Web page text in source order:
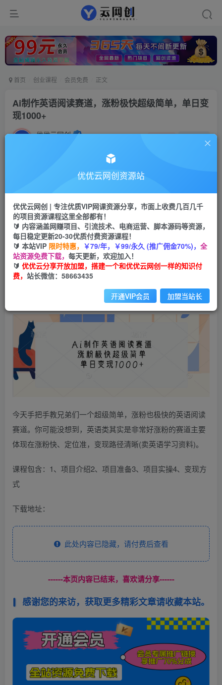
首页 创业课程 会员免费 正文
Ai制作英语阅读赛道，涨粉极快超级简单，单日变
现1000+
优优云网创 私信
云币 9.9 云币99
会员免费
立即购买
您当前未登录！建议登陆后购买，可保存购买订单
今天手把手教兄弟们一个超级简单，涨粉也极快的英语阅读
赛道。你可能没想到，英语类其实是非常好涨粉的赛道主要
体现在涨粉快、定位准，变现路径清晰(卖英语学习资料)。
课程包含：1、项目介绍2、项目准备3、项目实操4、变现方
式
下载地址：
此处内容已隐藏，请付费后查看
------本页内容已结束，喜欢请分享------
感谢您的来访，获取更多精彩文章请收藏本站。
优优云网创资源站
优优云网创 | 专注优质VIP网课资源分享，市面上收费几百几千
的项目资源课程这里全部都有！
🔰 内容涵盖网赚项目、引流技术、电商运营、脚本源码等资源，
每日稳定更新20-30优质付费资源课程！
🔰 本站VIP 限时特惠， ￥79/年，￥99/永久 (推广佣金70%)， 全
站资源免费下载， 每天更新，欢迎加入！
🔰 优优云分享开放加盟，搭建一个和优优云网创一样的知识付
费， 站长微信：58663435
开通VIP会员 加盟当站长